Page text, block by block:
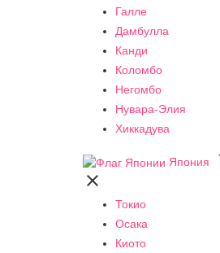
Галле
Дамбулла
Канди
Коломбо
Негомбо
Нувара-Элия
Хиккадува
Япония

Токио
Осака
Киото